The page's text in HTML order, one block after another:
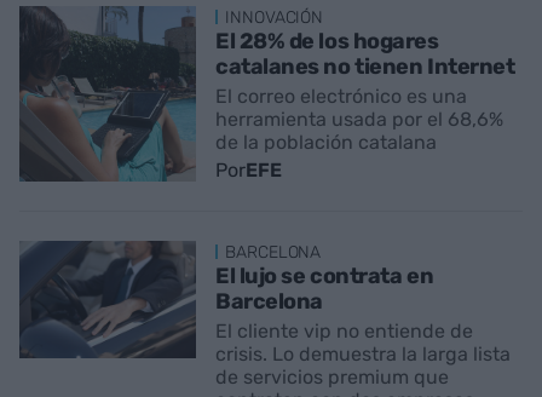
INNOVACIÓN
El 28% de los hogares
catalanes no tienen Internet
El correo electrónico es una
herramienta usada por el 68,6%
de la población catalana
PorEFE
BARCELONA
El lujo se contrata en
Barcelona
El cliente vip no entiende de
crisis. Lo demuestra la larga lista
de servicios premium que